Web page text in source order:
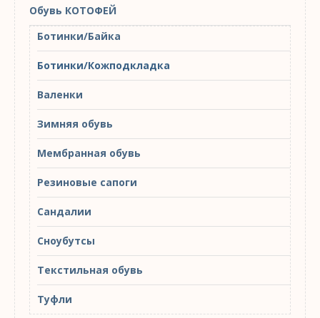
Обувь КОТОФЕЙ
Ботинки/Байка
Ботинки/Кожподкладка
Валенки
Зимняя обувь
Мембранная обувь
Резиновые сапоги
Сандалии
Сноубутсы
Текстильная обувь
Туфли